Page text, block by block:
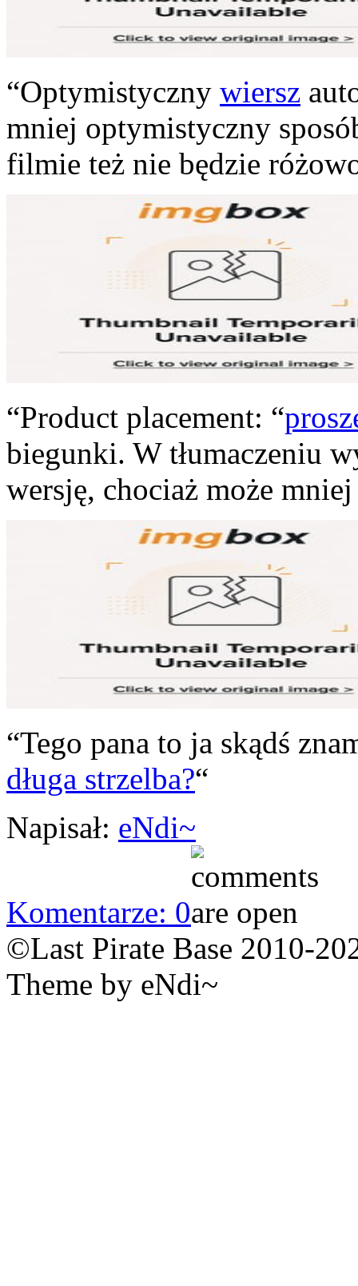
“Optymistyczny wiersz
mniej optymistyczny
filmie też nie będzie
“Product placement: “
biegunki. W tłumaczeniu
wersję, chociaż może
“Tego pana to ja skądś
długa strzelba?“
Napisał: eNdi~
Komentarze: 0
©Last Pirate Base 2010-
Theme by eNdi~